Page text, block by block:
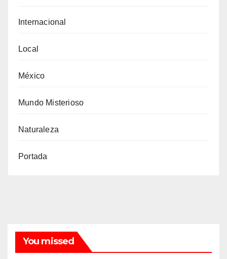
Internacional
Local
México
Mundo Misterioso
Naturaleza
Portada
You missed